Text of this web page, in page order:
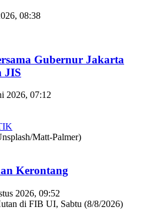
08:38
Gubernur Jakarta
JIS
2026, 07:12
Kerontang
2026, 09:52